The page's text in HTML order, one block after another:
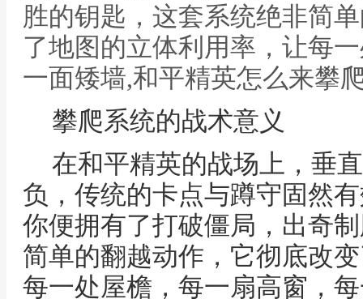
胜的钥匙，这套系统绝非简
了地图的立体利用率，让每
一面矮墙,和平精英怎么来攀
攀爬系统的战术意义
在和平精英的战场上，垂
负，传统的卡点与蹲守固然
你便拥有了打破僵局，出奇
简单的翻越动作，它彻底改
每一处屋檐，每一扇高窗，